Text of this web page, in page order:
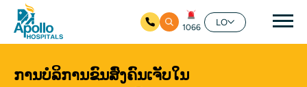
ຊີ້ນໍ
1066
LO
ການບໍລິການຂົນສົ່ງຄົນເຈັບໃນ